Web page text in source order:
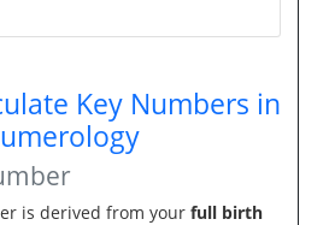
Key Numbers in
is derived from your full birth